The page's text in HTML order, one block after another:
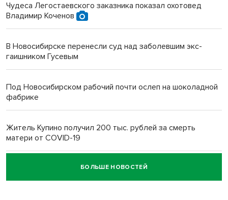
Чудеса Легостаевского заказника показал охотовед
Владимир Коченов
В Новосибирске перенесли суд над заболевшим экс-
гаишником Гусевым
Под Новосибирском рабочий почти ослеп на шоколадной
фабрике
Житель Купино получил 200 тыс. рублей за смерть
матери от COVID-19
Новосибирский суд наказал водителя за смерть
пенсионерки на вокзале
БОЛЬШЕ НОВОСТЕЙ